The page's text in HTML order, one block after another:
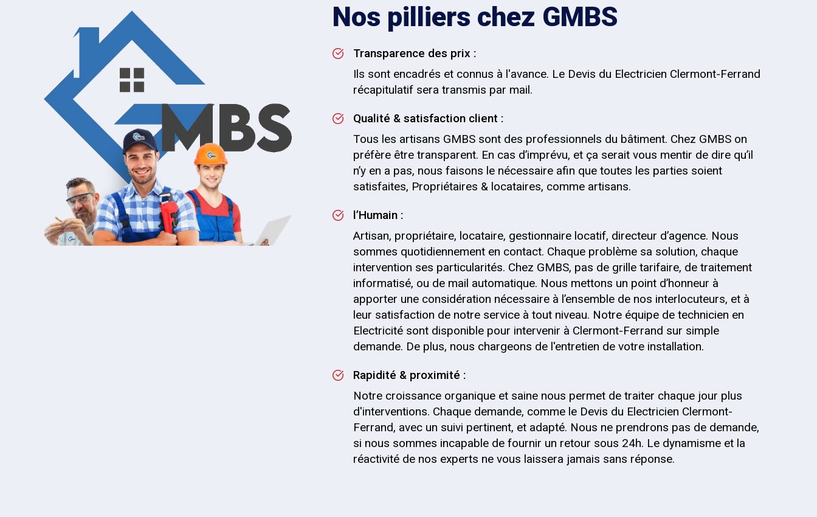
Nos pilliers chez GMBS
Transparence des prix :
Ils sont encadrés et connus à l'avance. Le Devis du Electricien Clermont-Ferrand
récapitulatif sera transmis par mail.
Qualité & satisfaction client :
Tous les artisans GMBS sont des professionnels du bâtiment. Chez GMBS on
préfère être transparent. En cas d’imprévu, et ça serait vous mentir de dire qu’il
n’y en a pas, nous faisons le nécessaire afin que toutes les parties soient
satisfaites, Propriétaires & locataires, comme artisans.
l’Humain :
Artisan, propriétaire, locataire, gestionnaire locatif, directeur d’agence. Nous
sommes quotidiennement en contact. Chaque problème sa solution, chaque
intervention ses particularités. Chez GMBS, pas de grille tarifaire, de traitement
informatisé, ou de mail automatique. Nous mettons un point d’honneur à
apporter une considération nécessaire à l’ensemble de nos interlocuteurs, et à
leur satisfaction de notre service à tout niveau. Notre équipe de technicien en
Electricité sont disponible pour intervenir à Clermont-Ferrand sur simple
demande. De plus, nous chargeons de l'entretien de votre installation.
Rapidité & proximité :
Notre croissance organique et saine nous permet de traiter chaque jour plus
d'interventions. Chaque demande, comme le Devis du Electricien Clermont-
Ferrand, avec un suivi pertinent, et adapté. Nous ne prendrons pas de demande,
si nous sommes incapable de fournir un retour sous 24h. Le dynamisme et la
réactivité de nos experts ne vous laissera jamais sans réponse.